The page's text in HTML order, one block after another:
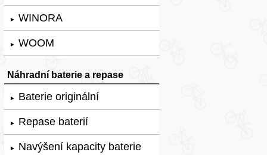
► WINORA
► WOOM
Náhradní baterie a repase
► Baterie originální
► Repase baterií
► Navýšení kapacity baterie